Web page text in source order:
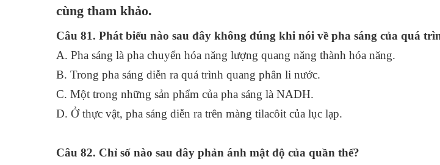
cùng tham khảo.
Câu 81. Phát biểu nào sau đây không đúng khi nói về pha sáng của quá
A. Pha sáng là pha chuyển hóa năng lượng quang năng thành hóa năng.
B. Trong pha sáng diễn ra quá trình quang phân li nước.
C. Một trong những sản phẩm của pha sáng là NADH.
D. Ở thực vật, pha sáng diễn ra trên màng tilacôit của lục lạp.
Câu 82. Chỉ số nào sau đây phản ánh mật độ của quần thể?